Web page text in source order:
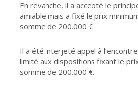
En revanche, il a accepté le
amiable mais a fixé le prix
somme de 200.000 €
Il a été interjeté appel à
limité aux dispositions fixant le
somme de 200.000 €.